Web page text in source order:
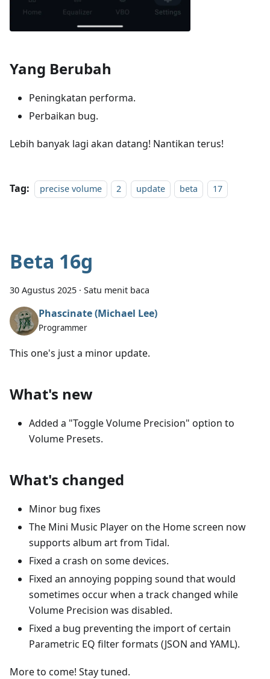
Yang Berubah
Peningkatan performa.
Perbaikan bug.
Lebih banyak lagi akan datang! Nantikan terus!
Tag: precise volume 2 update beta 17
Beta 16g
30 Agustus 2025 · Satu menit baca
Phascinate (Michael Lee)
Programmer
This one's just a minor update.
What's new
Added a "Toggle Volume Precision" option to
Volume Presets.
What's changed
Minor bug fixes
The Mini Music Player on the Home screen now
supports album art from Tidal.
Fixed a crash on some devices.
Fixed an annoying popping sound that would
sometimes occur when a track changed while
Volume Precision was disabled.
Fixed a bug preventing the import of certain
Parametric EQ filter formats (JSON and YAML).
More to come! Stay tuned.